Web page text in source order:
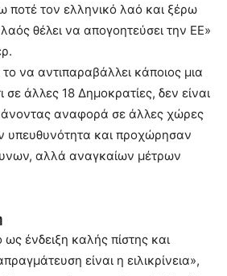
ποτέ τον ελληνικό λαό και ξέρω
θέλει να απογοητεύσει την ΕΕ»
να αντιπαραβάλλει κάποιος μια
άλλες 18 Δημοκρατίες, δεν είναι
αναφορά σε άλλες χώρες
υπευθυνότητα και προχώρησαν
αλλά αναγκαίων μέτρων
ως ένδειξη καλής πίστης και
είναι η ειλικρίνεια»,